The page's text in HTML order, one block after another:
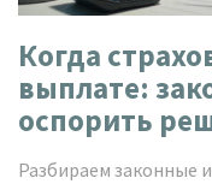
Когда
выплате:
оспорить
Разбираем законные